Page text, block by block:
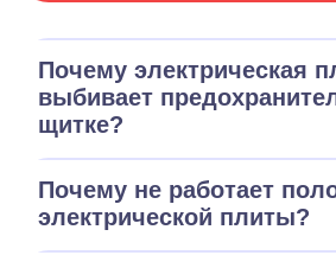
Почему электрическая
выбивает
щитке?
Почему не работает
электрической плиты?